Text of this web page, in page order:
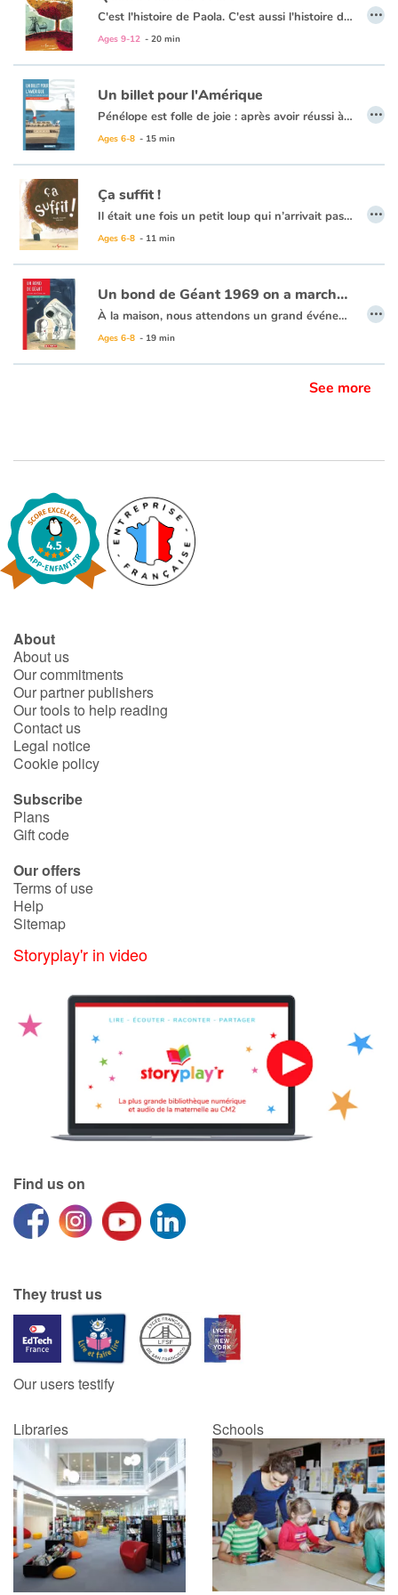
C'est l'histoire de Paola. C'est aussi l'histoire de ses parents qui se séparent après s'être longuement disputés. C'est l'histoire d'un amour court et intense. C'est l'histoire de ciseaux. Et c'est l'histoire de trois roses... C'est aussi un conte, pour petits et grands, sur l'amour qui passe et l'acceptation de cette rencontre passagère. C'est surtout la séparation vue par un enfant, et le baume sur la tristesse qui l'accompagne. Un texte doux et sensible.
Ages 9-12 - 20 min
…
Un billet pour l'Amérique
Pénélope est folle de joie : après avoir réussi à convaincre ses parents, elle va enfin quitter l’île de Samos pour rejoindre son oncle Nikos à New York. Sa voisine Agathe doit l’accompagner dans cette traversée de l’Atlantique. Mais avant cela, la jeune fille se heurte aux difficultés administratives. Laissera-t-elle son rêve lui échapper pour quelques papiers non signés ?
Ages 6-8 - 15 min
…
Ça suffit !
Il était une fois un petit loup qui n’arrivait pas à sortir de son lit. S’il en était incapable, ce n’est pas parce qu’il ne pouvait pas bouger ses bras ou ses jambes, mais plutôt parce qu’il a une boule de tristesse au fond de son coeur.
Ça suffit !est un livre tout en douceur sur l’intimidation. Une réalité très difficile à éviter lorsqu’on est jeune et qu’on entre en contact avec d’autres enfants. Claudie Stanké et Barroux signent une troisième aventure de Petit Loup tout en nuance.
Ages 6-8 - 11 min
…
Un bond de Géant 1969 on a marché sur la lune
À la maison, nous attendons un grand événement. Le plus grand de ma vie. Alors, impatiente, j’attends. À l’hôpital, dans la rue, tout le monde attend aussi un grand événement, le visage collé à un écran de télévision. Un homme va marcher sur la Lune. Mais à cette même petite seconde-là, toi aussi tu es arrivé. Là, à travers le hublot de ta chambre, enfin je te vois.
Ages 6-8 - 19 min
…
See more
About
About us
Our commitments
Our partner publishers
Our tools to help reading
Contact us
Legal notice
Cookie policy
Subscribe
Plans
Gift code
Our offers
Terms of use
Help
Sitemap
Storyplay'r in video
Find us on
They trust us
Our users testify
Libraries Schools